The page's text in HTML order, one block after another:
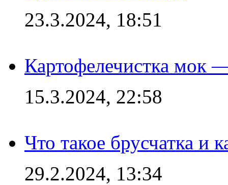
23.3.2024, 18:51
Картофелечистка мок
15.3.2024, 22:58
Что такое брусчатка и
29.2.2024, 13:34